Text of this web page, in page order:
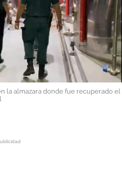
la almazara donde fue recuperado el